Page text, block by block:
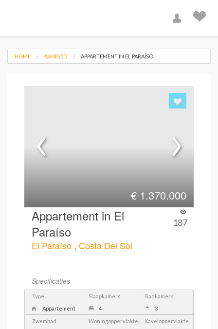
HOME AANBOD APPARTEMENT IN EL PARAÍSO
€ 1.370.000
Appartement in El
Paraíso
187
El Paraíso , Costa Del Sol
Specificaties
Type
Appartement
Slaapkamers
4
Badkamers
3
Zwembad
Woningoppervlakte
Kaveloppervlakte